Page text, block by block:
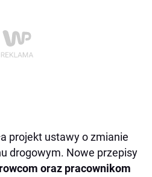
projekt ustawy o zmianie
drogowym. Nowe przepisy
oraz pracownikom